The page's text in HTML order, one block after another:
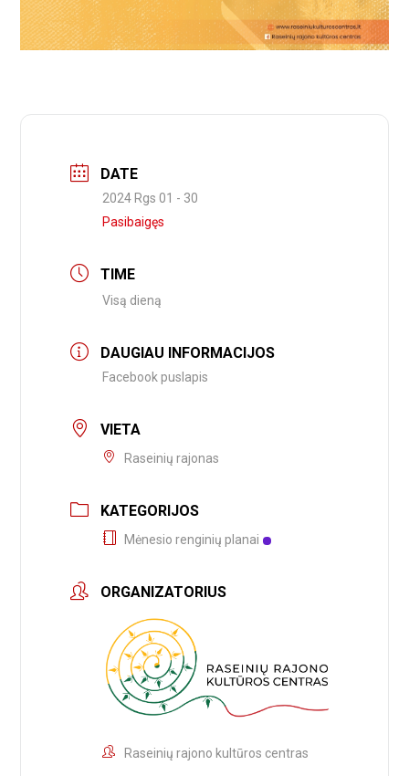
DATE
2024 Rgs 01 - 30
Pasibaigęs
TIME
Visą dieną
DAUGIAU INFORMACIJOS
Facebook puslapis
VIETA
Raseinių rajonas
KATEGORIJOS
Mėnesio renginių planai
ORGANIZATORIUS
Raseinių rajono kultūros centras